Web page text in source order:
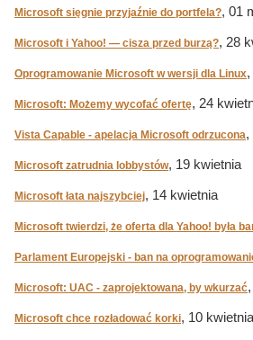
Microsoft sięgnie przyjaźnie do portfela?, 01
Microsoft i Yahoo! — cisza przed burzą?, 28
Oprogramowanie Microsoft w wersji dla Linux
Microsoft: Możemy wycofać ofertę, 24
Vista Capable - apelacja Microsoft odrzucona,
Microsoft zatrudnia lobbystów, 19 kwietnia
Microsoft łata najszybciej, 14 kwietnia
Microsoft twierdzi, że oferta dla Yahoo! była
Parlament Europejski - ban na
Microsoft: UAC - zaprojektowana, by wkurzać
Microsoft chce rozładować korki, 10 kwietnia